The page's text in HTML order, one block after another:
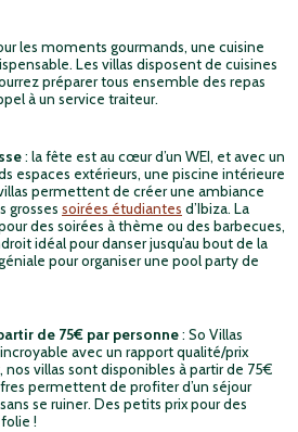
les moments gourmands, une cuisine
Les villas disposent de cuisines
préparer tous ensemble des repas
à un service traiteur.
: la fête est au cœur d’un WEI, et avec un
espaces extérieurs, une piscine intérieure
permettent de créer une ambiance
grosses soirées étudiantes d’Ibiza. La
des soirées à thème ou des barbecues,
idéal pour danser jusqu’au bout de la
pour organiser une pool party de
de 75€ par personne: So Villas
avec un rapport qualité/prix
villas sont disponibles à partir de 75€
permettent de profiter d’un séjour
se ruiner. Des petits prix pour des
!